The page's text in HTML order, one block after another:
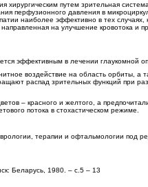
путем зрительная
перфузионного давления в
наиболее эффективно в тех случаях,
на улучшение кровотока и
эффективным в лечении глаукомной
воздействие на область орбиты, а
распад зрительных функций при
– красного и желтого, а
потока в стохастическом режиме.
терапии и офтальмологии под
Беларусь, 1980. – с.5 – 13